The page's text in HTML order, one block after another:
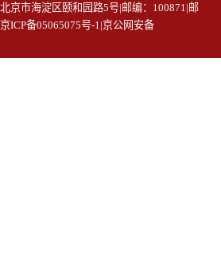
京市海淀区颐和园路5号|邮编：100871|邮
ICP备05065075号-1|京公网安备